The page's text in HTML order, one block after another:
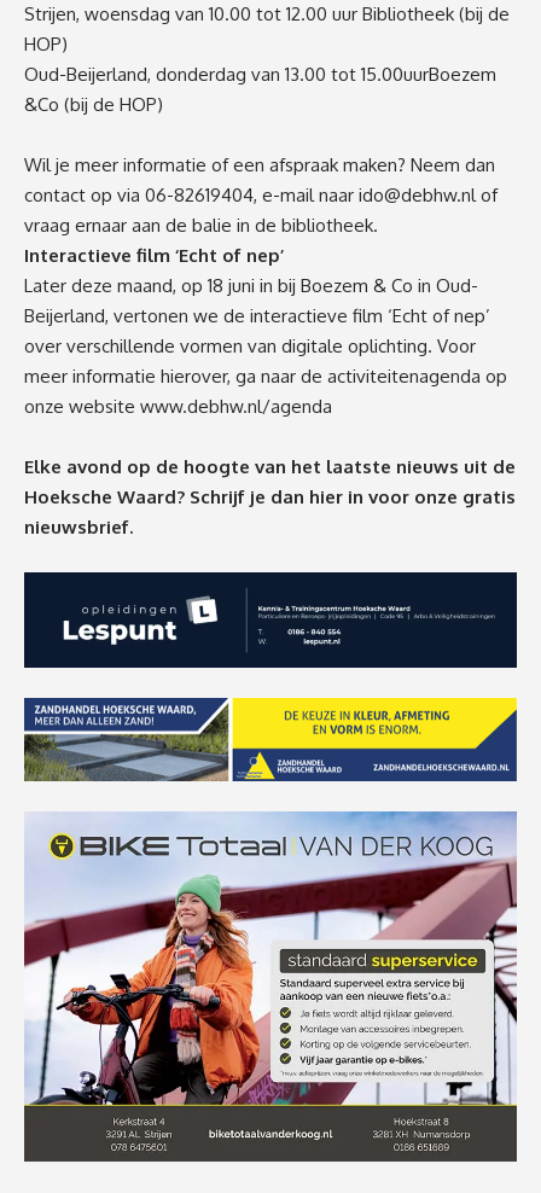
Strijen, woensdag van 10.00 tot 12.00 uur Bibliotheek (bij de
HOP)
Oud-Beijerland, donderdag van 13.00 tot 15.00uurBoezem
&Co (bij de HOP)
Wilje meer informatie of een afspraak maken? Neem dan
contact op via 06-82619404, e-mail naar ido@debhw.nl of
vraag ernaar aan de balie in de bibliotheek.
Interactieve film ‘Echt of nep’
Later deze maand, op 18 juni in bij Boezem & Co in Oud-
Beijerland, vertonen we de interactieve film ‘Echt of nep’
over verschillende vormen van digitale oplichting. Voor
meer informatie hierover, ga naar de activiteitenagenda op
onze website www.debhw.nl/agenda
Elke avond op de hoogte van het laatste nieuws uit de
Hoeksche Waard? Schrijf je dan hier in voor onze gratis
nieuwsbrief.